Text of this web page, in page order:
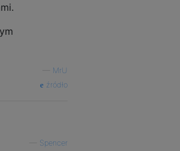
MrU
źródło
Spencer